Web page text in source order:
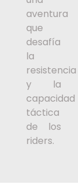
aventura
que
desafía
la
resistencia
y la
capacidad
táctica
de los
riders.